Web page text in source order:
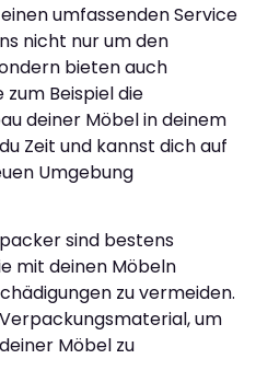
umfassenden Service
nicht nur um den
bieten auch
zum Beispiel die
deiner Möbel in deinem
Zeit und kannst dich auf
Umgebung
sind bestens
mit deinen Möbeln
zu vermeiden.
um
Möbel zu